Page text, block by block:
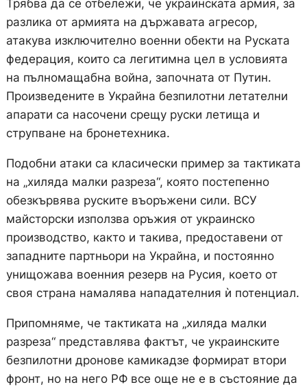
Трябва да се отбележи, че украинската армия, за
разлика от армията на държавата агресор,
атакува изключително военни обекти на Руската
федерация, които са легитимна цел в условията
на пълномащабна война, започната от Путин.
Произведените в Украйна безпилотни летателни
апарати са насочени срещу руски летища и
струпване на бронетехника.
Подобни атаки са класически пример за тактиката
на „хиляда малки разреза“, която постепенно
обезкървява руските въоръжени сили. ВСУ
майсторски използва оръжия от украинско
производство, както и такива, предоставени от
западните партньори на Украйна, и постоянно
унищожава военния резерв на Русия, което от
своя страна намалява нападателния ѝ потенциал.
Припомняме, че тактиката на „хиляда малки
разреза“ представлява фактът, че украинските
безпилотни дронове камикадзе формират втори
фронт, но на него РФ все още не е в състояние да